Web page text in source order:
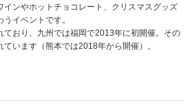
インやホットチョコレート、クリスマスグッズ
イベントです。
ており、九州では福岡で2013年に初開催。その
います（熊本では2018年から開催）。